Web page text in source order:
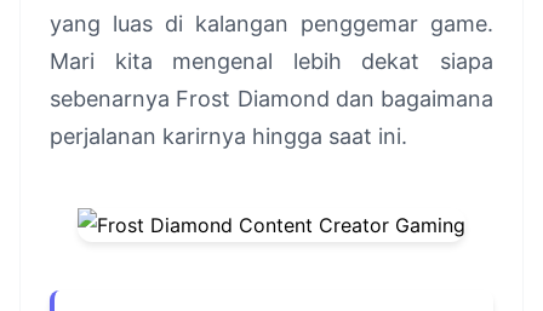
yang luas di kalangan penggemar game.
Mari kita mengenal lebih dekat siapa
sebenarnya Frost Diamond dan bagaimana
perjalanan karirnya hingga saat ini.